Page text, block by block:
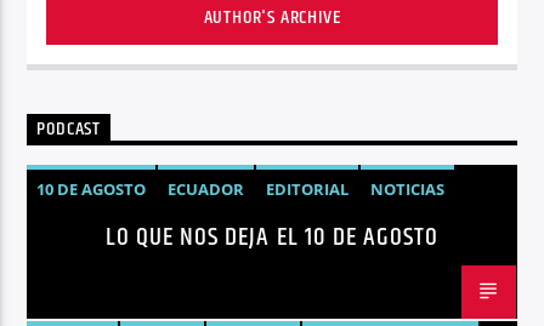
AUTHOR'S ARCHIVE
PODCAST
10 DE AGOSTO ECUADOR EDITORIAL NOTICIAS
LO QUE NOS DEJA EL 10 DE AGOSTO